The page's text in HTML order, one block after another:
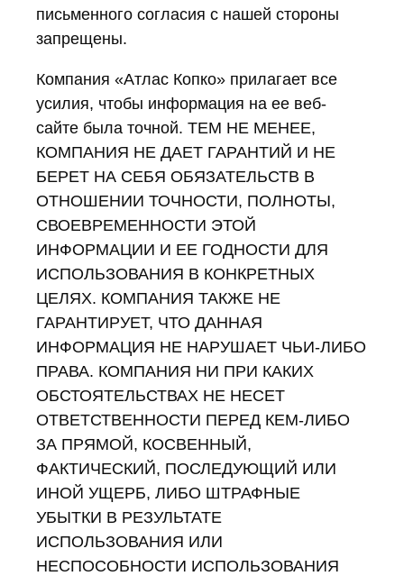
письменного согласия с нашей стороны
запрещены.
Компания «Атлас Копко» прилагает все
усилия, чтобы информация на ее веб-
сайте была точной. ТЕМ НЕ МЕНЕЕ,
КОМПАНИЯ НЕ ДАЕТ ГАРАНТИЙ И НЕ
БЕРЕТ НА СЕБЯ ОБЯЗАТЕЛЬСТВ В
ОТНОШЕНИИ ТОЧНОСТИ, ПОЛНОТЫ,
СВОЕВРЕМЕННОСТИ ЭТОЙ
ИНФОРМАЦИИ И ЕЕ ГОДНОСТИ ДЛЯ
ИСПОЛЬЗОВАНИЯ В КОНКРЕТНЫХ
ЦЕЛЯХ. КОМПАНИЯ ТАКЖЕ НЕ
ГАРАНТИРУЕТ, ЧТО ДАННАЯ
ИНФОРМАЦИЯ НЕ НАРУШАЕТ ЧЬИ-ЛИБО
ПРАВА. КОМПАНИЯ НИ ПРИ КАКИХ
ОБСТОЯТЕЛЬСТВАХ НЕ НЕСЕТ
ОТВЕТСТВЕННОСТИ ПЕРЕД КЕМ-ЛИБО
ЗА ПРЯМОЙ, КОСВЕННЫЙ,
ФАКТИЧЕСКИЙ, ПОСЛЕДУЮЩИЙ ИЛИ
ИНОЙ УЩЕРБ, ЛИБО ШТРАФНЫЕ
УБЫТКИ В РЕЗУЛЬТАТЕ
ИСПОЛЬЗОВАНИЯ ИЛИ
НЕСПОСОБНОСТИ ИСПОЛЬЗОВАНИЯ